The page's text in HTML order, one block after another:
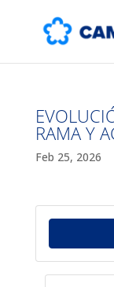
RAMA Y
Feb 25, 2026